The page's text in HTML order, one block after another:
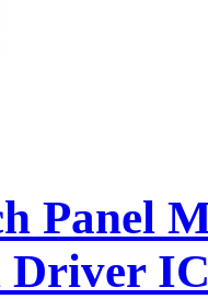
Panel
Driver